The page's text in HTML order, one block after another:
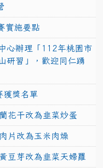
實施要點
心辦理「112年桃園市
研習」，歡迎同仁踴
獲獎名單
花干改為韭菜炒蛋
片改為玉米肉燥
豆芽改為韭菜天婦羅